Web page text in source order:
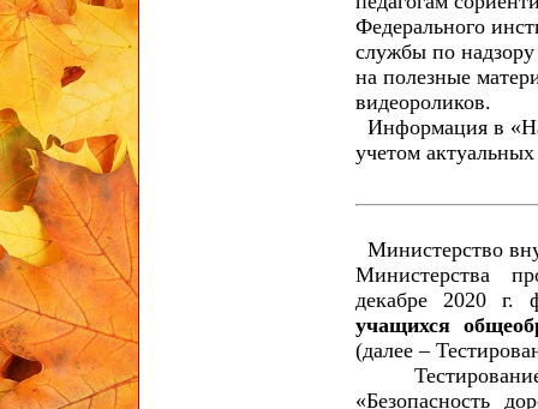
Федерального
службы по
на полезные
видеороликов.
Информация в
учетом
Министерство
Министерства
декабре 2020 г.
учащихся
(далее –
Тестирование
«Безопасность